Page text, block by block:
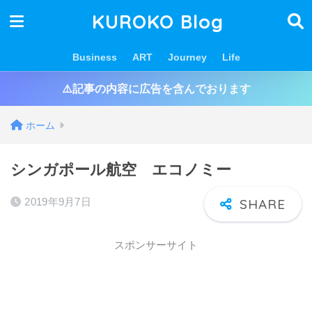
KUROKO Blog
Business ART Journey Life
⚠️記事の内容に広告を含んでおります
ホーム
シンガポール航空 エコノミー
2019年9月7日
スポンサーサイト